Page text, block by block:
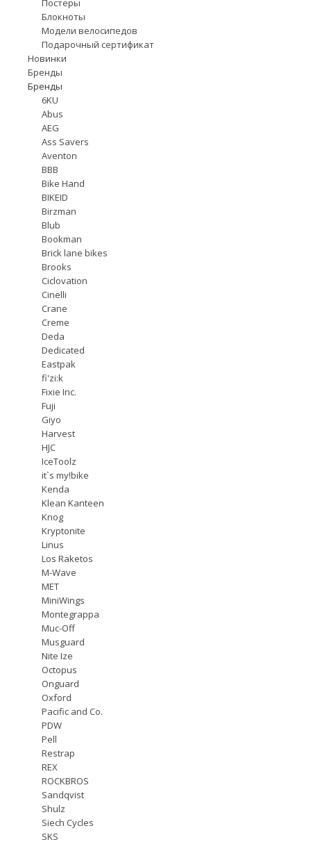
Постеры
Блокноты
Модели велосипедов
Подарочный сертификат
Новинки
Бренды
Бренды
6KU
Abus
AEG
Ass Savers
Aventon
BBB
Bike Hand
BIKEID
Birzman
Blub
Bookman
Brick lane bikes
Brooks
Ciclovation
Cinelli
Crane
Creme
Deda
Dedicated
Eastpak
fi'zi:k
Fixie Inc.
Fuji
Giyo
Harvest
HJC
IceToolz
it`s my!bike
Kenda
Klean Kanteen
Knog
Kryptonite
Linus
Los Raketos
M-Wave
MET
MiniWings
Montegrappa
Muc-Off
Musguard
Nite Ize
Octopus
Onguard
Oxford
Pacific and Co.
PDW
Pell
Restrap
REX
ROCKBROS
Sandqvist
Shulz
Siech Cycles
SKS